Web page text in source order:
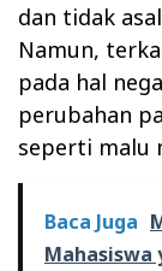
dan tidak
Namun,
pada hal
perubahan
seperti malu
Baca Juga
Mahasiswa